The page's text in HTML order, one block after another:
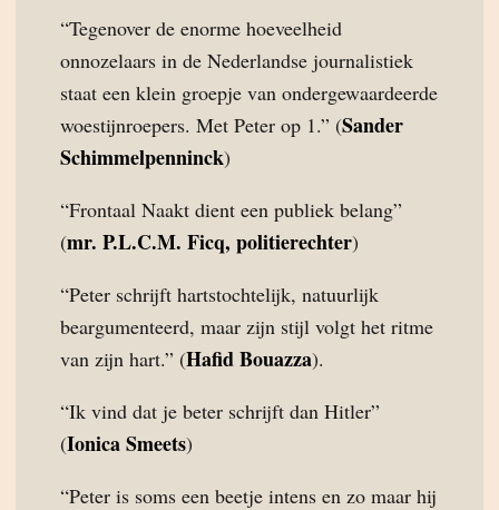
“Tegenover de enorme hoeveelheid
onnozelaars in de Nederlandse journalistiek
staat een klein groepje van ondergewaardeerde
woestijnroepers. Met Peter op 1.” (Sander
Schimmelpenninck)
“Frontaal Naakt dient een publiek belang”
(mr. P.L.C.M. Ficq, politierechter)
“Peter schrijft hartstochtelijk, natuurlijk
beargumenteerd, maar zijn stijl volgt het ritme
van zijn hart.” (Hafid Bouazza).
“Ik vind dat je beter schrijft dan Hitler”
(Ionica Smeets)
“Peter is soms een beetje intens en zo maar hij